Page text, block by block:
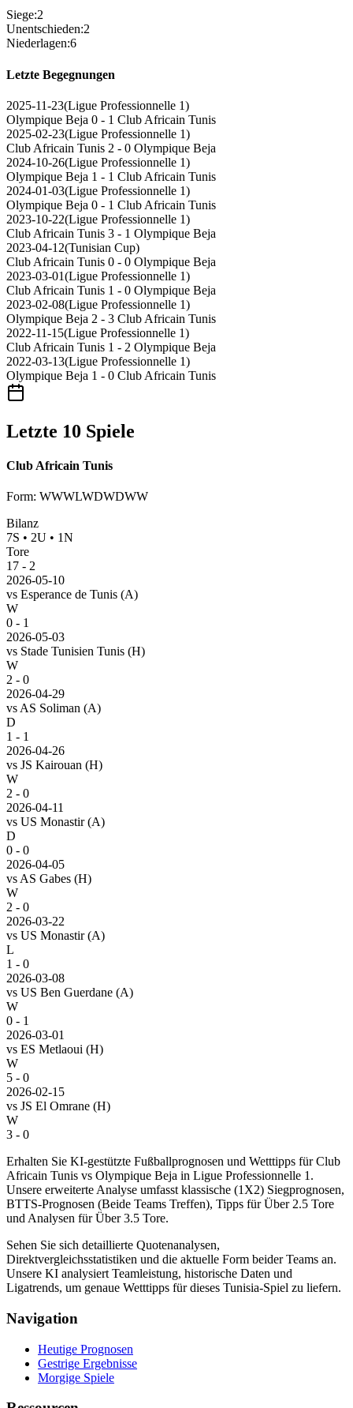
Siege:2
Unentschieden:2
Niederlagen:6
Letzte Begegnungen
2025-11-23(Ligue Professionnelle 1)
Olympique Beja 0 - 1 Club Africain Tunis
2025-02-23(Ligue Professionnelle 1)
Club Africain Tunis 2 - 0 Olympique Beja
2024-10-26(Ligue Professionnelle 1)
Olympique Beja 1 - 1 Club Africain Tunis
2024-01-03(Ligue Professionnelle 1)
Olympique Beja 0 - 1 Club Africain Tunis
2023-10-22(Ligue Professionnelle 1)
Club Africain Tunis 3 - 1 Olympique Beja
2023-04-12(Tunisian Cup)
Club Africain Tunis 0 - 0 Olympique Beja
2023-03-01(Ligue Professionnelle 1)
Club Africain Tunis 1 - 0 Olympique Beja
2023-02-08(Ligue Professionnelle 1)
Olympique Beja 2 - 3 Club Africain Tunis
2022-11-15(Ligue Professionnelle 1)
Club Africain Tunis 1 - 2 Olympique Beja
2022-03-13(Ligue Professionnelle 1)
Olympique Beja 1 - 0 Club Africain Tunis
Letzte 10 Spiele
Club Africain Tunis
Form: WWWLWDWDWW
Bilanz
7S • 2U • 1N
Tore
17 - 2
2026-05-10
vs Esperance de Tunis (A)
W
0 - 1
2026-05-03
vs Stade Tunisien Tunis (H)
W
2 - 0
2026-04-29
vs AS Soliman (A)
D
1 - 1
2026-04-26
vs JS Kairouan (H)
W
2 - 0
2026-04-11
vs US Monastir (A)
D
0 - 0
2026-04-05
vs AS Gabes (H)
W
2 - 0
2026-03-22
vs US Monastir (A)
L
1 - 0
2026-03-08
vs US Ben Guerdane (A)
W
0 - 1
2026-03-01
vs ES Metlaoui (H)
W
5 - 0
2026-02-15
vs JS El Omrane (H)
W
3 - 0
Erhalten Sie KI-gestützte Fußballprognosen und Wetttipps für Club
Africain Tunis vs Olympique Beja in Ligue Professionnelle 1.
Unsere erweiterte Analyse umfasst klassische (1X2) Siegprognosen,
BTTS-Prognosen (Beide Teams Treffen), Tipps für Über 2.5 Tore
und Analysen für Über 3.5 Tore.
Sehen Sie sich detaillierte Quotenanalysen,
Direktvergleichsstatistiken und die aktuelle Form beider Teams an.
Unsere KI analysiert Teamleistung, historische Daten und
Ligatrends, um genaue Wetttipps für dieses Tunisia-Spiel zu liefern.
Navigation
Heutige Prognosen
Gestrige Ergebnisse
Morgige Spiele